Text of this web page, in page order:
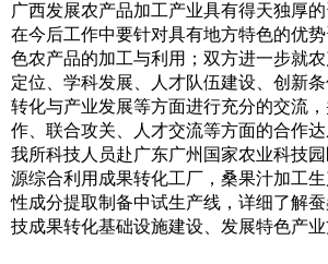
广西发展农产品加工产业具有得天独厚的
在今后工作中要针对具有地方特色的优
色农产品的加工与利用；双方进一步就
定位、学科发展、人才队伍建设、创新
转化与产业发展等方面进行充分的交流
作、联合攻关、人才交流等方面的合作
我所科技人员赴广东广州国家农业科技
源综合利用成果转化工厂，桑果汁加工
性成分提取制备中试生产线，详细了解
技成果转化基础设施建设、发展特色产业